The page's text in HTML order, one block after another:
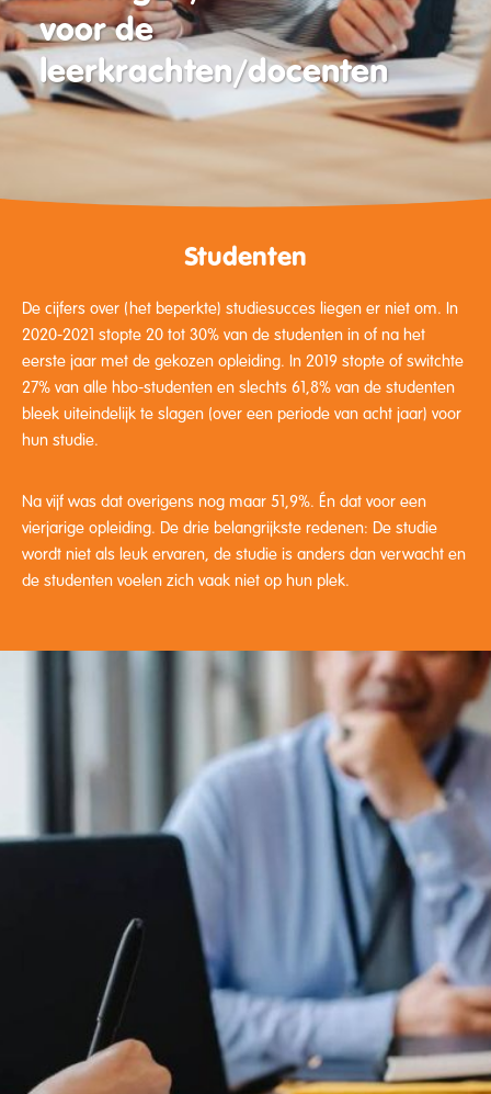
voor de
leerkrachten/docenten
Studenten
De cijfers over (het beperkte) studiesucces liegen er niet om. In
2020-2021 stopte 20 tot 30% van de studenten in of na het
eerste jaar met de gekozen opleiding. In 2019 stopte of switchte
27% van alle hbo-studenten en slechts 61,8% van de studenten
bleek uiteindelijk te slagen (over een periode van acht jaar) voor
hun studie.
Na vijf was dat overigens nog maar 51,9%. Én dat voor een
vierjarige opleiding. De drie belangrijkste redenen: De studie
wordt niet als leuk ervaren, de studie is anders dan verwacht en
de studenten voelen zich vaak niet op hun plek.